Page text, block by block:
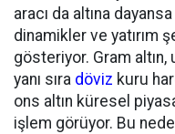
aracı da altına
dinamikler ve yatırım
gösteriyor. Gram altın,
yanı sıra döviz kuru
ons altın küresel
işlem görüyor. Bu